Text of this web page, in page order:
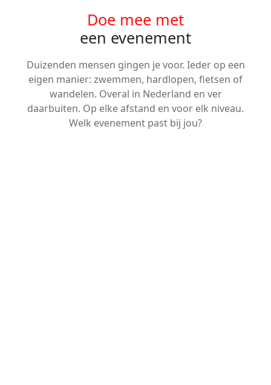
Doe mee met
een evenement
Duizenden mensen gingen je voor. Ieder op een
eigen manier: zwemmen, hardlopen, fietsen of
wandelen. Overal in Nederland en ver
daarbuiten. Op elke afstand en voor elk niveau.
Welk evenement past bij jou?